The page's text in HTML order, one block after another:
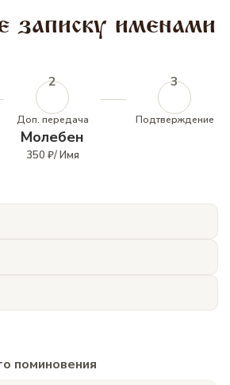
записку именами
2
Доп. передача
3
Подтверждение
Молебен
350 ₽/ Имя
поминовения